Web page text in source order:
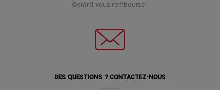
Gerard vous rembourse !
DES QUESTIONS ? CONTACTEZ-NOUS